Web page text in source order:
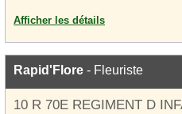
Afficher les détails
Rapid'Flore - Fleuriste
10 R 70E REGIMENT D